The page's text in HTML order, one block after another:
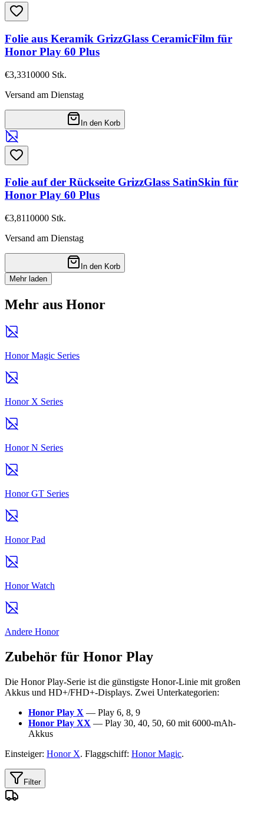
Folie aus Keramik GrizzGlass CeramicFilm für
Honor Play 60 Plus
€3,3310000 Stk.
Versand am Dienstag
In den Korb
Folie auf der Rückseite GrizzGlass SatinSkin für
Honor Play 60 Plus
€3,8110000 Stk.
Versand am Dienstag
In den Korb
Mehr laden
Mehr aus Honor
Honor Magic Series
Honor X Series
Honor N Series
Honor GT Series
Honor Pad
Honor Watch
Andere Honor
Zubehör für Honor Play
Die Honor Play-Serie ist die günstigste Honor-Linie mit großen
Akkus und HD+/FHD+-Displays. Zwei Unterkategorien:
Honor Play X — Play 6, 8, 9
Honor Play XX — Play 30, 40, 50, 60 mit 6000-mAh-
Akkus
Einsteiger: Honor X. Flaggschiff: Honor Magic.
Filter